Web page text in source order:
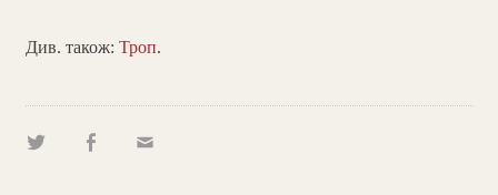
Див. також: Троп.